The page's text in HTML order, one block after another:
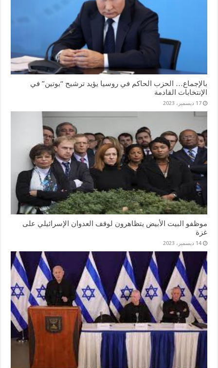
بالإجماع… الحزب الحاكم في روسيا يؤيد ترشيح “بوتين” في
الإنتخابات القادمة
17 ديسمبر، 2023
موظفو البيت الأبيض يتظاهرون لوقف العدوان الإسرائيلي على
غزة
14 ديسمبر، 2023